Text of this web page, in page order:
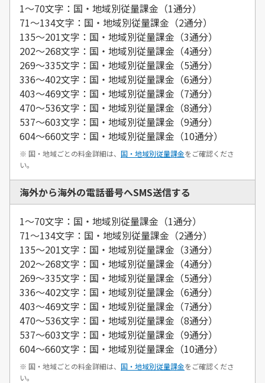
1～70文字：国・地域別従量課金（1通分）
71～134文字：国・地域別従量課金（2通分）
135～201文字：国・地域別従量課金（3通分）
202～268文字：国・地域別従量課金（4通分）
269～335文字：国・地域別従量課金（5通分）
336～402文字：国・地域別従量課金（6通分）
403～469文字：国・地域別従量課金（7通分）
470～536文字：国・地域別従量課金（8通分）
537～603文字：国・地域別従量課金（9通分）
604～660文字：国・地域別従量課金（10通分）
※ 国・地域ごとの料金詳細は、 国・地域別従量課金をご確認くださ
い。
海外から海外の電話番号へSMS送信する
1～70文字：国・地域別従量課金（1通分）
71～134文字：国・地域別従量課金（2通分）
135～201文字：国・地域別従量課金（3通分）
202～268文字：国・地域別従量課金（4通分）
269～335文字：国・地域別従量課金（5通分）
336～402文字：国・地域別従量課金（6通分）
403～469文字：国・地域別従量課金（7通分）
470～536文字：国・地域別従量課金（8通分）
537～603文字：国・地域別従量課金（9通分）
604～660文字：国・地域別従量課金（10通分）
※ 国・地域ごとの料金詳細は、 国・地域別従量課金をご確認くださ
い。